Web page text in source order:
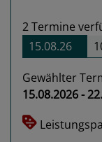
2Termine
15.08.26
Gewählter
15.08.2026 -